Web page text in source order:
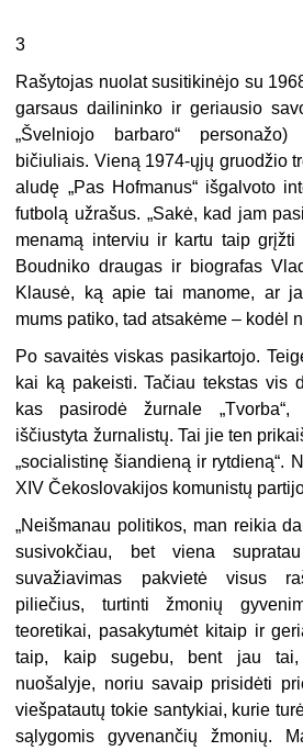
3
Rašytojas nuolat susitikinėjo su
garsaus dailininko ir geriausio
„Švelniojo barbaro“
bičiuliais. Vieną 1974-ųjų gruodžio
aludę „Pas Hofmanus“ išgalvoto
futbolą užrašus. „Sakė, kad jam
menamą interviu ir kartu taip
Boudniko draugas ir biografas
Klausė, ką apie tai manome, ar
mums patiko, tad atsakėme – kodėl
Po savaitės viskas pasikartojo.
kai ką pakeisti. Tačiau tekstas vis
kas pasirodė žurnale
iščiustyta žurnalistų. Tai jie ten
„socialistinę šiandieną ir rytdieną“.
XIV Čekoslovakijos komunistų
„Neišmanau politikos, man reikia
susivokčiau, bet viena
suvažiavimas pakvietė visus
piliečius, turtinti žmonių
teoretikai, pasakytumėt kitaip ir
taip, kaip sugebu, bent jau
nuošalyje, noriu savaip prisidėti
viešpatautų tokie santykiai, kurie
sąlygomis gyvenančių žmonių.